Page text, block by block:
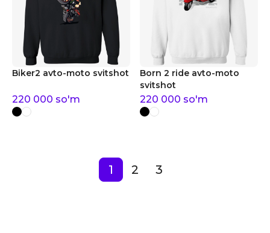
Biker2 avto-moto svitshot
220 000 so'm
Born 2 ride avto-moto
svitshot
220 000 so'm
1 2 3